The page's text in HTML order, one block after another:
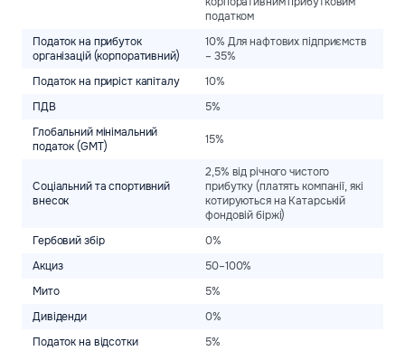
податком
Податок на прибуток
організацій (корпоративний)
10% Для нафтових підприємств
– 35%
Податок на приріст капіталу
10%
ПДВ
5%
Глобальний мінімальний
податок (GMT)
15%
Соціальний та спортивний
внесок
2,5% від річного чистого
прибутку (платять компанії, які
котируються на Катарській
фондовій біржі)
Гербовий збір
0%
Акциз
50–100%
Мито
5%
Дивіденди
0%
Податок на відсотки
5%